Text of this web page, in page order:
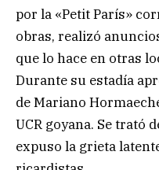
por la «Petit París»
obras, realizó
que lo hace en otras
Durante su estadía
de Mariano
UCR goyana. Se trató
expuso la grieta